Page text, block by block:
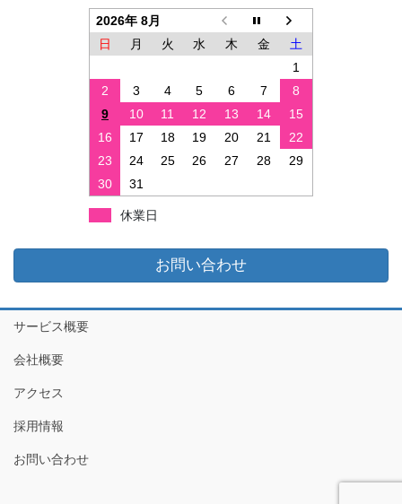
2026年 8月
日
月 火 水 木 金
土
1
2
3 4 5 6 7
8
9
10 11 12 13 14
15
16
17 18 19 20 21
22
23
24 25 26 27 28
29
30
31
休業日
お問い合わせ
サービス概要
会社概要
アクセス
採用情報
お問い合わせ